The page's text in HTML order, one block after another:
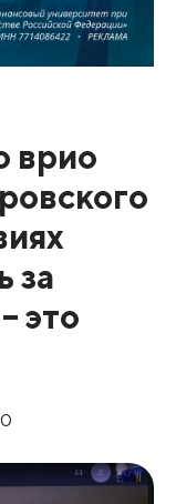
врио
за
это
0